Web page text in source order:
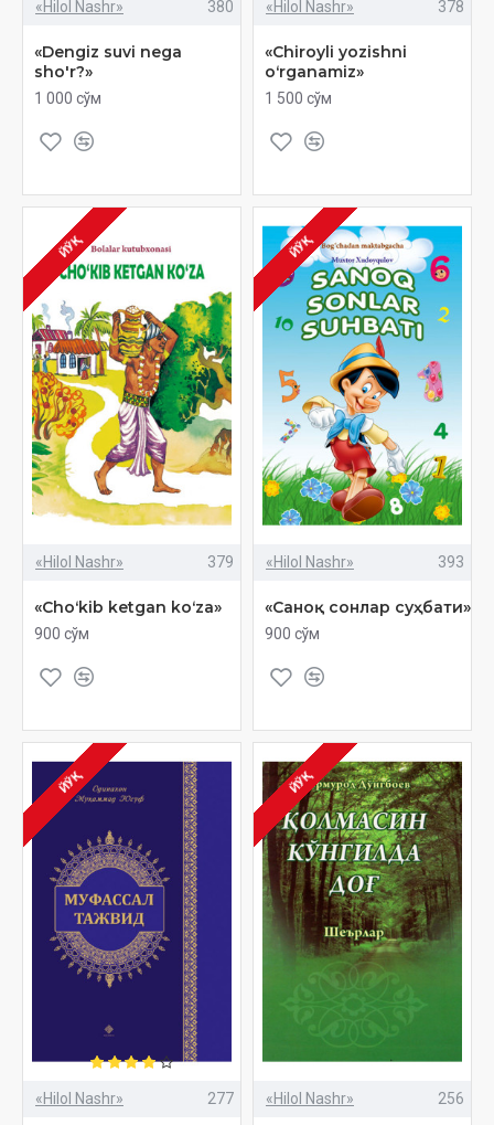
«Hilol Nashr» 380
«Dengiz suvi nega
sho'r?»
1 000 сўм
«Hilol Nashr» 378
«Chiroyli yozishni
oʻrganamiz»
1 500 сўм
ЙЎҚ
«Hilol Nashr» 379
«Choʻkib ketgan koʻza»
900 сўм
ЙЎҚ
«Hilol Nashr» 393
«Саноқ сонлар суҳбати»
900 сўм
ЙЎҚ
«Hilol Nashr» 277
ЙЎҚ
«Hilol Nashr» 256